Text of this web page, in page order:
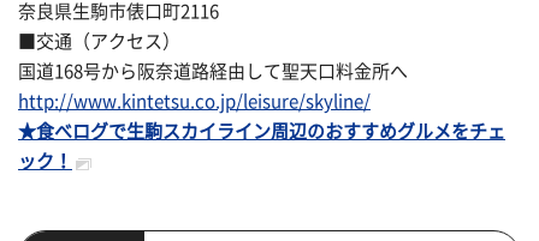
奈良県生駒市俵口町2116
■交通（アクセス）
国道168号から阪奈道路経由して聖天口料金所へ
http://www.kintetsu.co.jp/leisure/skyline/
★食べログで生駒スカイライン周辺のおすすめグルメをチェ
ック！